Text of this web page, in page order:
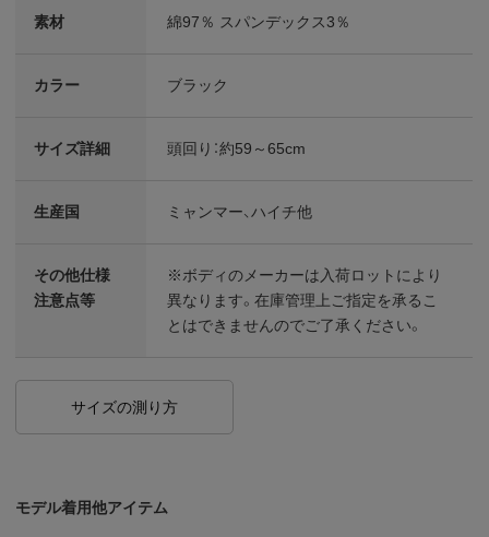
素材 綿97％ スパンデックス3％
カラー ブラック
サイズ詳細 頭回り：約59～65cm
生産国 ミャンマー、ハイチ他
その他仕様
注意点等
※ボディのメーカーは入荷ロットにより
異なります。在庫管理上ご指定を承るこ
とはできませんのでご了承ください。
サイズの測り方
モデル着用他アイテム